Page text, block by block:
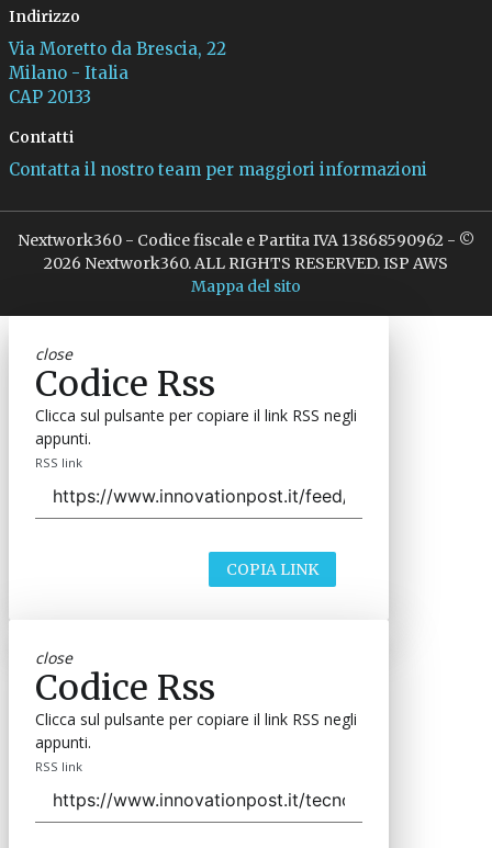
Indirizzo
Via Moretto da Brescia, 22
Milano - Italia
CAP 20133
Contatti
Contatta il nostro team per maggiori informazioni
Nextwork360 - Codice fiscale e Partita IVA 13868590962 - ©
2026 Nextwork360. ALL RIGHTS RESERVED. ISP AWS
Mappa del sito
close
Codice Rss
Clicca sul pulsante per copiare il link RSS negli
appunti.
RSS link
COPIA LINK
close
Codice Rss
Clicca sul pulsante per copiare il link RSS negli
appunti.
RSS link